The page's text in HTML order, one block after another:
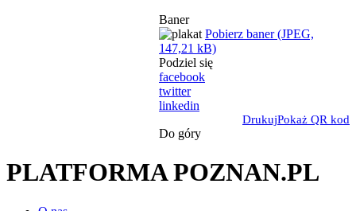
Baner
Pobierz baner (JPEG,
147,21 kB)
Podziel się
facebook
twitter
linkedin
DrukujPokaż QR kod
Do góry
PLATFORMA POZNAN.PL